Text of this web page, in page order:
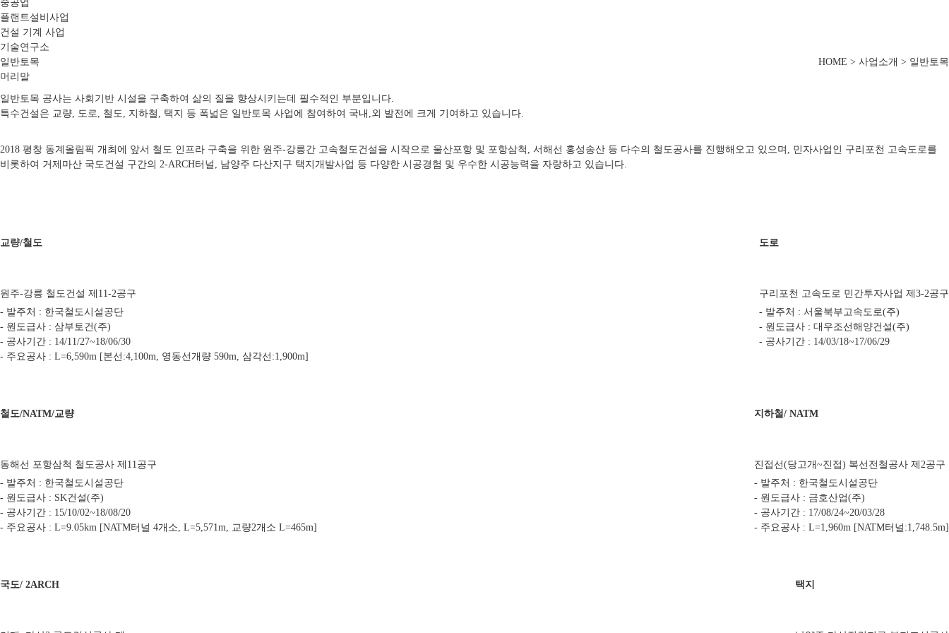
중공업
플랜트설비사업
건설 기계 사업
기술연구소
일반토목
HOME > 사업소개 > 일반토목
머리말
일반토목 공사는 사회기반 시설을 구축하여 삶의 질을 향상시키는데 필수적인 부분입니다.
특수건설은 교량, 도로, 철도, 지하철, 택지 등 폭넓은 일반토목 사업에 참여하여 국내,외 발전에 크게 기여하고 있습니다.
2018 평창 동계올림픽 개최에 앞서 철도 인프라 구축을 위한 원주-강릉간 고속철도건설을 시작으로 울산포항 및 포항삼척, 서해선 홍성송산 등 다수의 철도공사를 진행해오고 있으며, 민자사업인 구리포천 고속도로를
비롯하여 거제마산 국도건설 구간의 2-ARCH터널, 남양주 다산지구 택지개발사업 등 다양한 시공경험 및 우수한 시공능력을 자랑하고 있습니다.
교량/철도
원주-강릉 철도건설 제11-2공구
- 발주처 : 한국철도시설공단
- 원도급사 : 삼부토건(주)
- 공사기간 : 14/11/27~18/06/30
- 주요공사 : L=6,590m [본선:4,100m, 영동선개량 590m, 삼각선:1,900m]
도로
구리포천 고속도로 민간투자사업 제3-2공구
- 발주처 : 서울북부고속도로(주)
- 원도급사 : 대우조선해양건설(주)
- 공사기간 : 14/03/18~17/06/29
철도/NATM/교량
동해선 포항삼척 철도공사 제11공구
- 발주처 : 한국철도시설공단
- 원도급사 : SK건설(주)
- 공사기간 : 15/10/02~18/08/20
- 주요공사 : L=9.05km [NATM터널 4개소, L=5,571m, 교량2개소 L=465m]
지하철/ NATM
진접선(당고개~진접) 복선전철공사 제2공구
- 발주처 : 한국철도시설공단
- 원도급사 : 금호산업(주)
- 공사기간 : 17/08/24~20/03/28
- 주요공사 : L=1,960m [NATM터널:1,748.5m]
국도/ 2ARCH 택지